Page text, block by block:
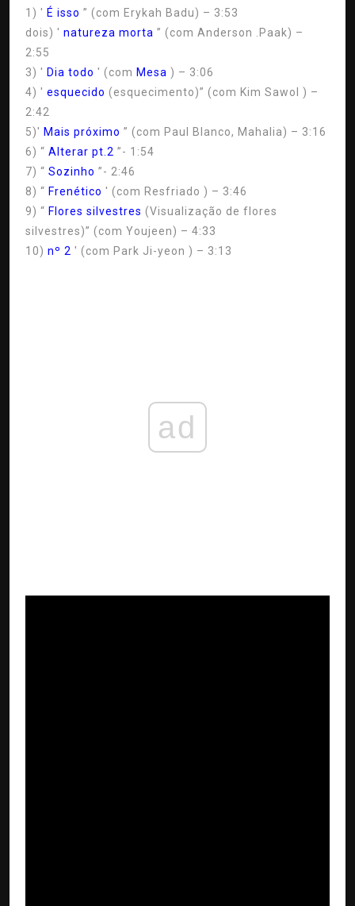
1) ' É isso ” (com Erykah Badu) – 3:53
dois) ' natureza morta ” (com Anderson .Paak) –
2:55
3) ' Dia todo ' (com Mesa ) – 3:06
4) ' esquecido (esquecimento)” (com Kim Sawol ) –
2:42
5)' Mais próximo ” (com Paul Blanco, Mahalia) – 3:16
6) “ Alterar pt.2 ”- 1:54
7) “ Sozinho ”- 2:46
8) “ Frenético ' (com Resfriado ) – 3:46
9) “ Flores silvestres (Visualização de flores
silvestres)” (com Youjeen) – 4:33
10) nº 2 ' (com Park Ji-yeon ) – 3:13
ad